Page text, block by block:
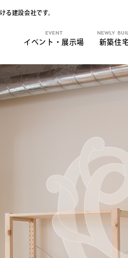
る建設会社です。
EVENT
イベント・展示場
NEWLY
新築住